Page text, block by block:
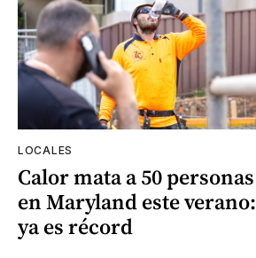
LOCALES
Calor mata a 50 personas
en Maryland este verano:
ya es récord